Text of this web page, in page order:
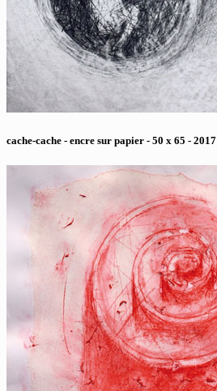
cache-cache - encre sur papier - 50 x 65 - 2017